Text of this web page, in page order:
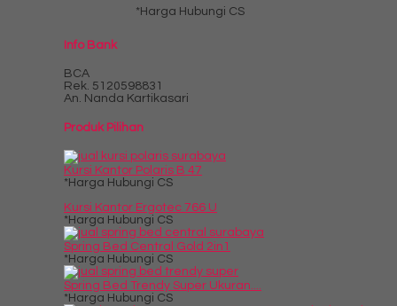
*Harga Hubungi CS
Info Bank
BCA
Rek. 5120598831
An. Nanda Kartikasari
Produk Pilihan
Kursi Kantor Polaris B 47
*Harga Hubungi CS
Kursi Kantor Ergotec 766 U
*Harga Hubungi CS
Spring Bed Central Gold 2in1
*Harga Hubungi CS
Spring Bed Trendy Super Ukuran....
*Harga Hubungi CS